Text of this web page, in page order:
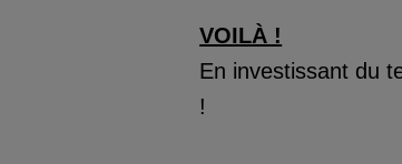
VOILÀ !
En investissant du
!